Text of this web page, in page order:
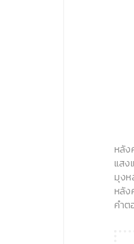
หลั
แส
มุง
หลัง
คำ